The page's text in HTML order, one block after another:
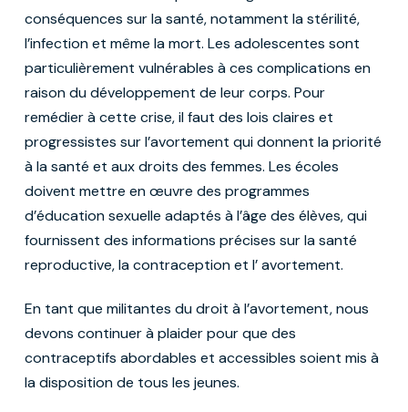
conséquences sur la santé, notamment la stérilité,
l’infection et même la mort. Les adolescentes sont
particulièrement vulnérables à ces complications en
raison du développement de leur corps. Pour
remédier à cette crise, il faut des lois claires et
progressistes sur l’avortement qui donnent la priorité
à la santé et aux droits des femmes. Les écoles
doivent mettre en œuvre des programmes
d’éducation sexuelle adaptés à l’âge des élèves, qui
fournissent des informations précises sur la santé
reproductive, la contraception et l’ avortement.
En tant que militantes du droit à l’avortement, nous
devons continuer à plaider pour que des
contraceptifs abordables et accessibles soient mis à
la disposition de tous les jeunes.